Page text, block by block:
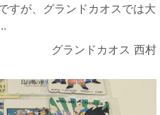
すが、グランドカオスでは大
グランドカオス 西村